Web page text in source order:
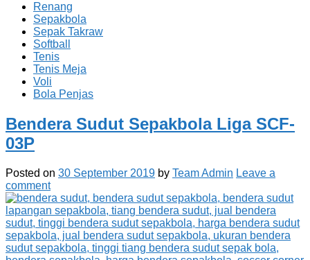
Renang
Sepakbola
Sepak Takraw
Softball
Tenis
Tenis Meja
Voli
Bola Penjas
Bendera Sudut Sepakbola Liga SCF-
03P
Posted on 30 September 2019 by Team Admin Leave a
comment